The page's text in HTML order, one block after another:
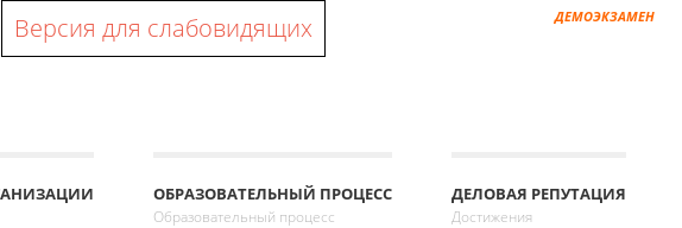
ДЕМОЭКЗАМЕН
Версия для слабовидящих
ОБРАЗОВАТЕЛЬНЫЙ ПРОЦЕСС
Образовательный процесс
ДЕЛОВАЯ РЕПУТАЦИЯ
Достижения